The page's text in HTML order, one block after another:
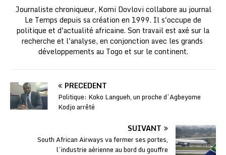
Journaliste chroniqueur, Komi Dovlovi collabore au journal
Le Temps depuis sa création en 1999. Il s'occupe de
politique et d'actualité africaine. Son travail est axé sur la
recherche et l'analyse, en conjonction avec les grands
développements au Togo et sur le continent.
PRÉCÉDENT
Politique: Koko Langueh, un proche d’Agbeyome
Kodjo arrêté
SUIVANT
South African Airways va fermer ses portes,
l’industrie aérienne au bord du gouffre